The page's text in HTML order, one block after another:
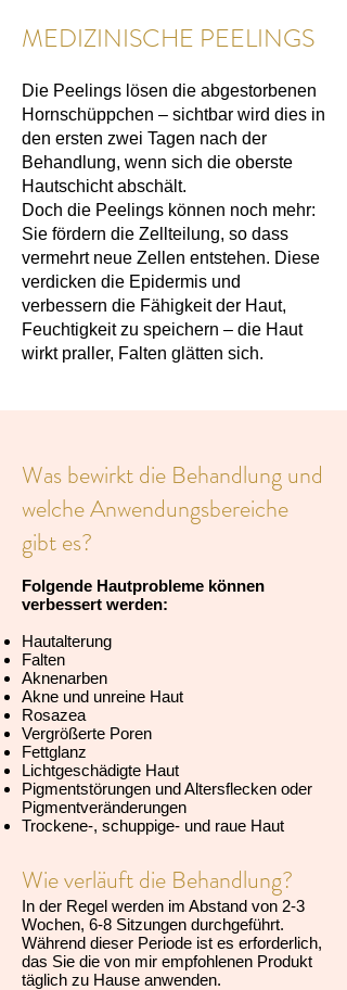
MEDIZINISCHE PEELINGS
Die Peelings lösen die abgestorbenen
Hornschüppchen – sichtbar wird dies in
den ersten zwei Tagen nach der
Behandlung, wenn sich die oberste
Hautschicht abschält.
Doch die Peelings können noch mehr:
Sie fördern die Zellteilung, so dass
vermehrt neue Zellen entstehen. Diese
verdicken die Epidermis und
verbessern die Fähigkeit der Haut,
Feuchtigkeit zu speichern – die Haut
wirkt praller, Falten glätten sich.
Was bewirkt die Behandlung und
welche Anwendungsbereiche
gibt es?
Folgende Hautprobleme können
verbessert werden:
Hautalterung
Falten
Aknenarben
Akne und unreine Haut
Rosazea
Vergrößerte Poren
Fettglanz
Lichtgeschädigte Haut
Pigmentstörungen und Altersflecken oder
Pigmentveränderungen
Trockene-, schuppige- und raue Haut
Wie verläuft die Behandlung?
In der Regel werden im Abstand von 2-3
Wochen, 6-8 Sitzungen durchgeführt.
Während dieser Periode ist es erforderlich,
das Sie die von mir empfohlenen Produkt
täglich zu Hause anwenden.